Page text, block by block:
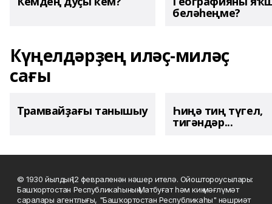
беләһеңме?
Күңелдәрҙең иләҫ-миләҫ
сағы
Трамвайҙағы танышыу Һиңә тиң түгел,
тигәндәр...
© 1930 йылдың 12 февраленән нәшер ителә. Ойоштороусылары:
Башҡортостан Республикаһының Матбуғат һәм киң мәғлүмәт
саралары агентлығы, "Башҡортостан Республикаһы" нәшриәт